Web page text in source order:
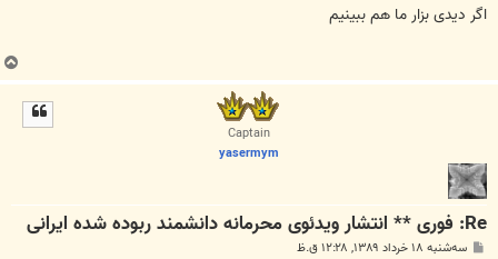
ت
اگر دیدی بزار ما هم ببینیم
ب
ا
Captain
yasermym
Re: فوری ** انتشار ویدئوی محرمانه دانشمند ربوده شده ایرانی
پ سه‌شنبه ۱۸ خرداد ۱۳۸۹, ۱۲:۲۸ ق.ظ